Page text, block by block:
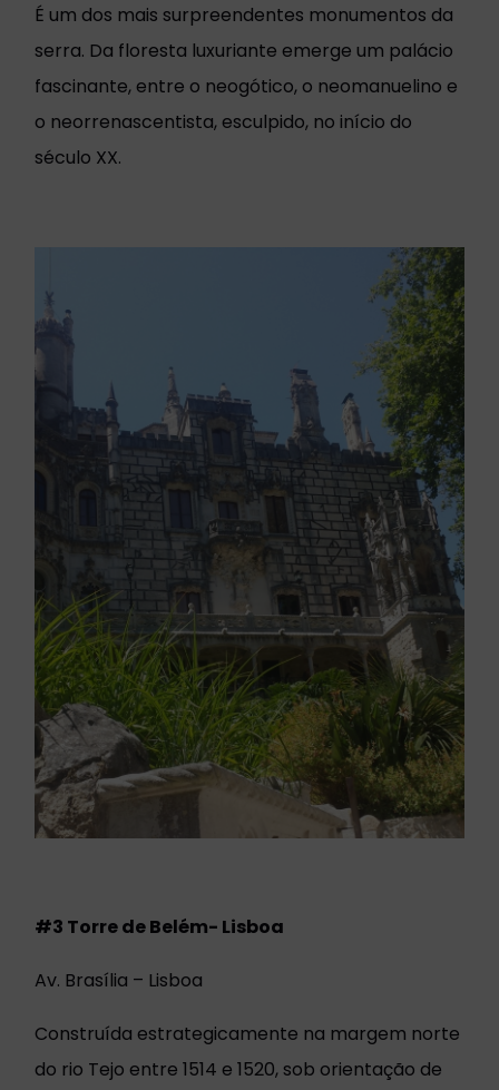
É um dos mais surpreendentes monumentos da
serra. Da floresta luxuriante emerge um palácio
fascinante, entre o neogótico, o neomanuelino e
o neorrenascentista, esculpido, no início do
século XX.
#3 Torre de Belém- Lisboa
Av. Brasília – Lisboa
Construída estrategicamente na margem norte
do rio Tejo entre 1514 e 1520, sob orientação de